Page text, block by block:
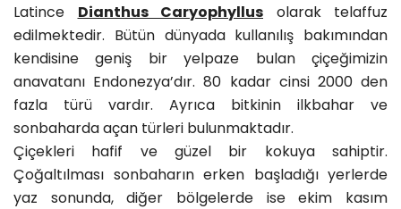
Latince Dianthus Caryophyllus olarak telaffuz
edilmektedir. Bütün dünyada kullanılış bakımından
kendisine geniş bir yelpaze bulan çiçeğimizin
anavatanı Endonezya’dır. 80 kadar cinsi 2000 den
fazla türü vardır. Ayrıca bitkinin ilkbahar ve
sonbaharda açan türleri bulunmaktadır.
Çiçekleri hafif ve güzel bir kokuya sahiptir.
Çoğaltılması sonbaharın erken başladığı yerlerde
yaz sonunda, diğer bölgelerde ise ekim kasım